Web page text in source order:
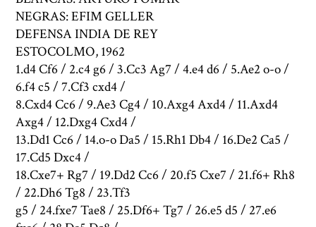
NEGRAS: EFIM GELLER
DEFENSA INDIA DE REY
ESTOCOLMO, 1962
1.d4 Cf6 / 2.c4 g6 / 3.Cc3 Ag7 / 4.e4 d6 / 5.Ae2 o-o /
6.f4 c5 / 7.Cf3 cxd4 /
8.Cxd4 Cc6 / 9.Ae3 Cg4 / 10.Axg4 Axd4 / 11.Axd4
Axg4 / 12.Dxg4 Cxd4 /
13.Dd1 Cc6 / 14.o-o Da5 / 15.Rh1 Db4 / 16.De2 Ca5 /
17.Cd5 Dxc4 /
18.Cxe7+ Rg7 / 19.Dd2 Cc6 / 20.f5 Cxe7 / 21.f6+ Rh8
/ 22.Dh6 Tg8 / 23.Tf3
g5 / 24.fxe7 Tae8 / 25.Df6+ Tg7 / 26.e5 d5 / 27.e6